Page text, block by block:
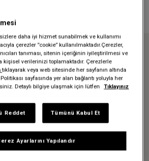
Family
SIRT ÇANTASI
bu ürün artık
WASHED COBBLE
daha iyi hizmet sunabilmek ve kullanımı
çerezler ”cookie” kullanılmaktadır.Çerezler,
tanıması, sitenin içeriğinin iyileştirilmesi ve
kişisel verilerinizi toplamaktadır. Çerezlerle
tıklayarak veya web sitesinde her sayfanın altında
sayfasında yer alan bağlantı yoluyla her
Detaylı bilgiye ulaşmak için lütfen
Tıklayınız
Ayarlarını Yapılandır
Reddet Tümünü Kabul Et